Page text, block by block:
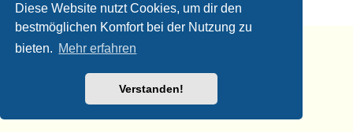
Diese Website nutzt Cookies, um dir den
bestmöglichen Komfort bei der Nutzung zu
bieten. Mehr erfahren
Verstanden!
Musikerziehung.ME